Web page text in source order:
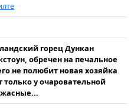
горец Дункан
обречен на печальное
не полюбит новая хозяйка
только у очаровательной